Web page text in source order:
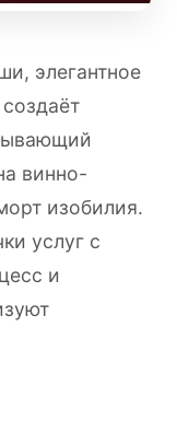
элегантное
винно-
изобилия.
услуг с
и